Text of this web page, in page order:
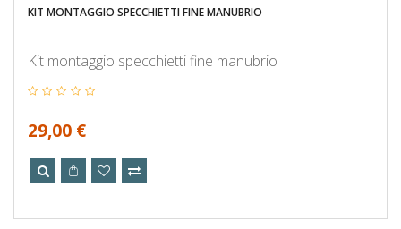
KIT MONTAGGIO SPECCHIETTI FINE MANUBRIO
Kit montaggio specchietti fine manubrio
29,00 €